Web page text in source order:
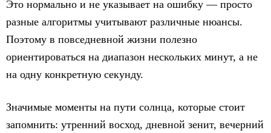
Это нормально и не указывает на ошибку — просто
разные алгоритмы учитывают различные нюансы.
Поэтому в повседневной жизни полезно
ориентироваться на диапазон нескольких минут, а не
на одну конкретную секунду.
Значимые моменты на пути солнца, которые стоит
запомнить: утренний восход, дневной зенит, вечерний